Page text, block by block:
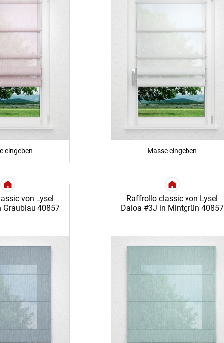
eingeben Masse eingeben
von Lysel
Graublau 40857
Raffrollo classic von Lysel
Daloa #3J in Mintgrün 40857